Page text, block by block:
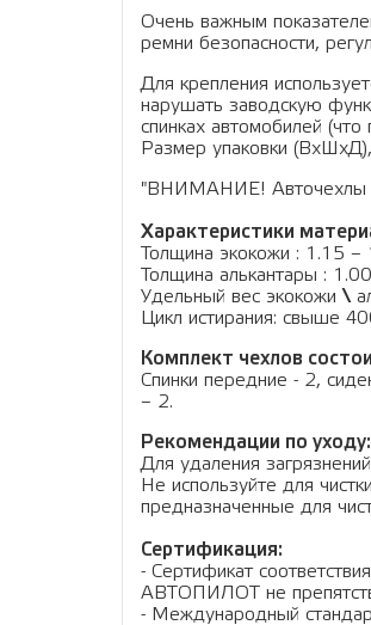
Очень важным
ремни безопасности,
Для крепления
нарушать заводскую
спинках автомобилей
Размер упаковки
"ВНИМАНИЕ! Авточехлы в
Характеристики
Толщина экокожи : 1.15 –
Толщина алькантары :
Удельный вес экокожи \
Цикл истирания: свыше
Комплект чехлов
Спинки передние - 2,
– 2.
Рекомендации по уходу:
Для удаления
Не используйте для
предназначенные для
Сертификация:
- Сертификат
АВТОПИЛОТ не
- Международный